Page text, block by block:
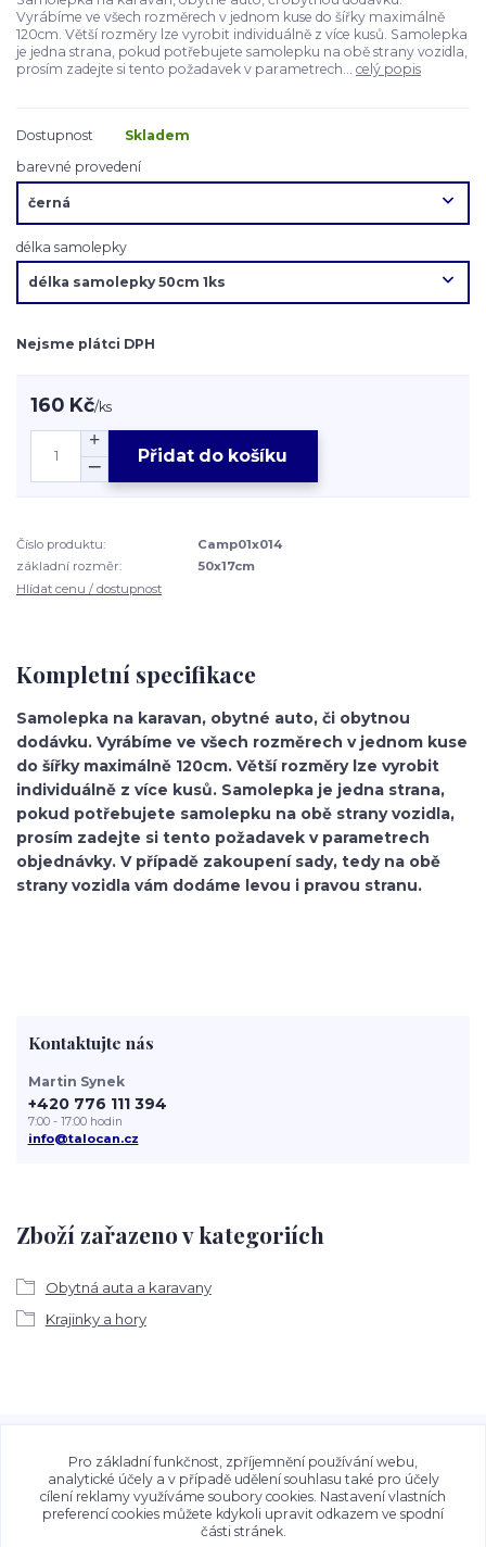
Vyrábíme ve všech rozměrech v jednom kuse do šířky maximálně
120cm. Větší rozměry lze vyrobit individuálně z více kusů. Samolepka
je jedna strana, pokud potřebujete samolepku na obě strany vozidla,
prosím zadejte si tento požadavek v parametrech... celý popis
Dostupnost
Skladem
barevné provedení
délka samolepky
Nejsme plátci DPH
160 Kč/ks
Přidat do košíku
Číslo produktu:
Camp01x014
základní rozměr:
50x17cm
Hlídat cenu / dostupnost
Kompletní specifikace
Samolepka na karavan, obytné auto, či obytnou
dodávku. Vyrábíme ve všech rozměrech v jednom kuse
do šířky maximálně 120cm. Větší rozměry lze vyrobit
individuálně z více kusů. Samolepka je jedna strana,
pokud potřebujete samolepku na obě strany vozidla,
prosím zadejte si tento požadavek v parametrech
objednávky. V případě zakoupení sady, tedy na obě
strany vozidla vám dodáme levou i pravou stranu.
Zboží zařazeno v kategoriích
Obytná auta a karavany
Krajinky a hory
Kontaktujte nás
Martin Synek
+420 776 111 394
7:00 - 17:00 hodin
info@talocan.cz
obsah zveřejněný na stránkách Talocan.cz a
CeskeSamolepky.cz jsou chráněny autorským právem. Jejich
použití bez předchozího písemného souhlasu provozovatele
je zakázáno.
Pro základní funkčnost, zpříjemnění používání webu,
analytické účely a v případě udělení souhlasu také pro účely
cílení reklamy využíváme soubory cookies. Nastavení vlastních
preferencí cookies můžete kdykoli upravit odkazem ve spodní
části stránek.